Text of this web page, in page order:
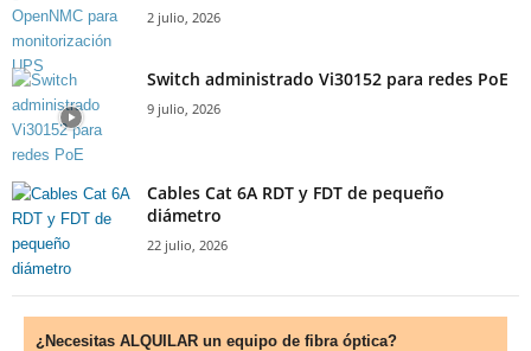
2 julio, 2026
Switch administrado Vi30152 para redes PoE
9 julio, 2026
Cables Cat 6A RDT y FDT de pequeño
diámetro
22 julio, 2026
¿Necesitas ALQUILAR un equipo de fibra óptica?